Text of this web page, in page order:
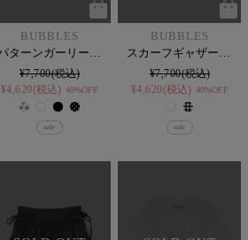
BUBBLES
¥7,700
¥4,620 税込 40%OFF
sale
BUBBLES
¥7,700
¥4,620 税込 40%OFF
sale